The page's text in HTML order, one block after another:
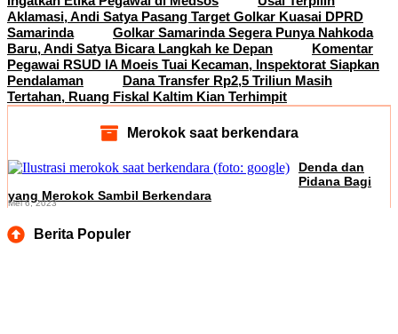
Aklamasi, Andi Satya Pasang Target Golkar Kuasai DPRD
Samarinda
Golkar Samarinda Segera Punya Nahkoda
Baru, Andi Satya Bicara Langkah ke Depan
Komentar
Pegawai RSUD IA Moeis Tuai Kecaman, Inspektorat Siapkan
Pendalaman
Dana Transfer Rp2,5 Triliun Masih
Tertahan, Ruang Fiskal Kaltim Kian Terhimpit
Merokok saat berkendara
Denda dan
Pidana Bagi
yang Merokok Sambil Berkendara
Mei 6, 2023
Berita Populer